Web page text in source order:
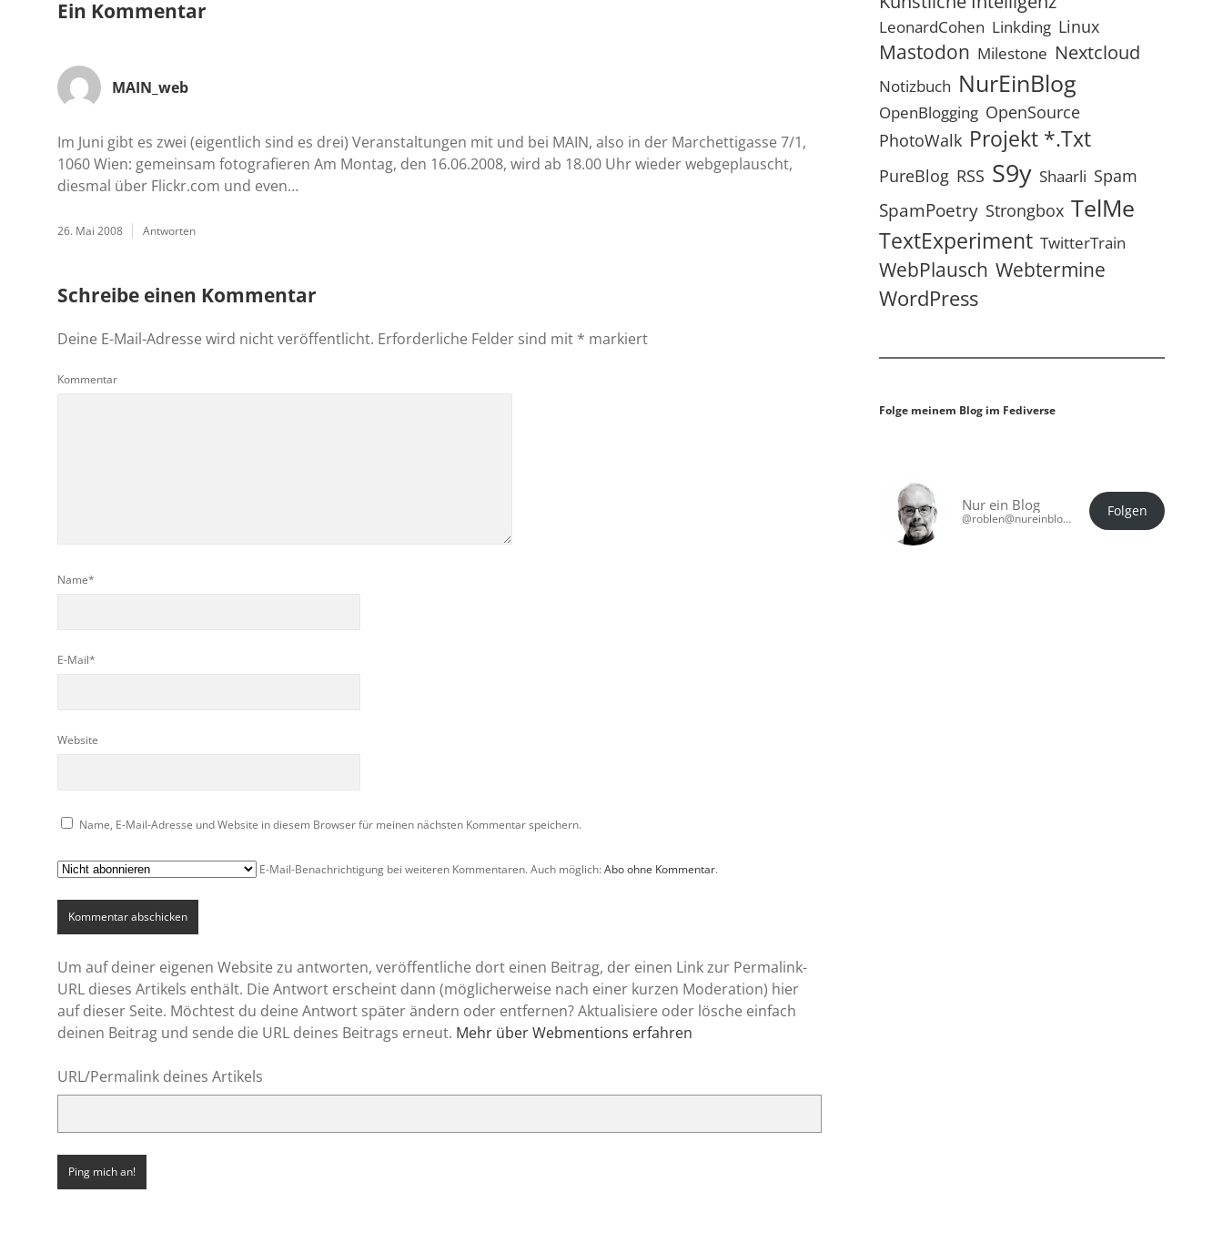
Ein Kommentar
MAIN_web
Im Juni gibt es zwei (eigentlich sind es drei) Veranstaltungen mit und bei MAIN, also in der Marchettigasse 7/1,
1060 Wien: gemeinsam fotografieren Am Montag, den 16.06.2008, wird ab 18.00 Uhr wieder webgeplauscht,
diesmal über Flickr.com und even…
26. Mai 2008 Antworten
Schreibe einen Kommentar
Deine E-Mail-Adresse wird nicht veröffentlicht. Erforderliche Felder sind mit * markiert
Kommentar
Name*
E-Mail*
Website
Name, E-Mail-Adresse und Website in diesem Browser für meinen nächsten Kommentar speichern.
E-Mail-Benachrichtigung bei weiteren Kommentaren. Auch möglich: Abo ohne Kommentar.
Um auf deiner eigenen Website zu antworten, veröffentliche dort einen Beitrag, der einen Link zur Permalink-
URL dieses Artikels enthält. Die Antwort erscheint dann (möglicherweise nach einer kurzen Moderation) hier
auf dieser Seite. Möchtest du deine Antwort später ändern oder entfernen? Aktualisiere oder lösche einfach
deinen Beitrag und sende die URL deines Beitrags erneut. Mehr über Webmentions erfahren
URL/Permalink deines Artikels
LeonardCohen Linkding Linux
Mastodon Milestone Nextcloud
Notizbuch NurEinBlog
OpenBlogging OpenSource
PhotoWalk Projekt *.txt
PureBlog RSS S9y Shaarli Spam
SpamPoetry Strongbox TelMe
TextExperiment TwitterTrain
WebPlausch Webtermine
WordPress
Folge meinem Blog im Fediverse
Nur ein Blog
@roblen@nureinblog.at Folgen